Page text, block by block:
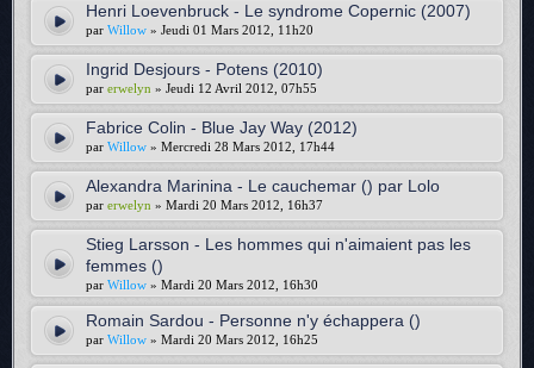
Henri Loevenbruck - Le syndrome Copernic (2007)
par Willow » Jeudi 01 Mars 2012, 11h20
Ingrid Desjours - Potens (2010)
par erwelyn » Jeudi 12 Avril 2012, 07h55
Fabrice Colin - Blue Jay Way (2012)
par Willow » Mercredi 28 Mars 2012, 17h44
Alexandra Marinina - Le cauchemar () par Lolo
par erwelyn » Mardi 20 Mars 2012, 16h37
Stieg Larsson - Les hommes qui n'aimaient pas les
femmes ()
par Willow » Mardi 20 Mars 2012, 16h30
Romain Sardou - Personne n'y échappera ()
par Willow » Mardi 20 Mars 2012, 16h25